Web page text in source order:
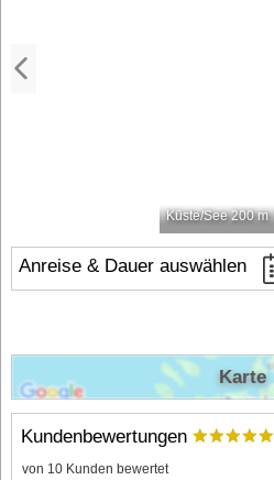
Küste/See 200 m
Anreise & Dauer auswählen
Kundenbewertungen
von 10 Kunden bewertet
Karte